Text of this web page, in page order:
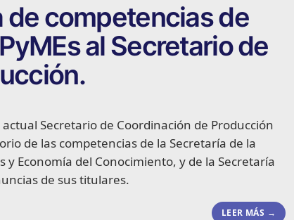
competencias de
al Secretario de
Secretario de Coordinación de Producción
de las competencias de la Secretaría de la
Economía del Conocimiento, y de la Secretaría
de sus titulares.
LEER MÁS →